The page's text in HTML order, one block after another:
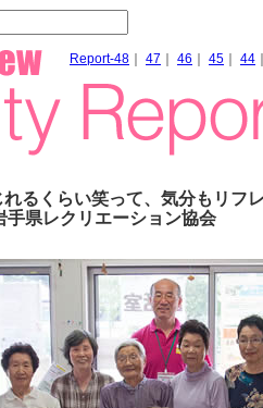
Report-48 47 46 45 44
れるくらい笑って、気分もリフ
手県レクリエーション協会